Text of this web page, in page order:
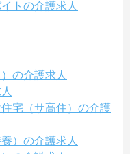
トの介護求人
の介護求人
宅（サ高住）の介護
）の介護求人